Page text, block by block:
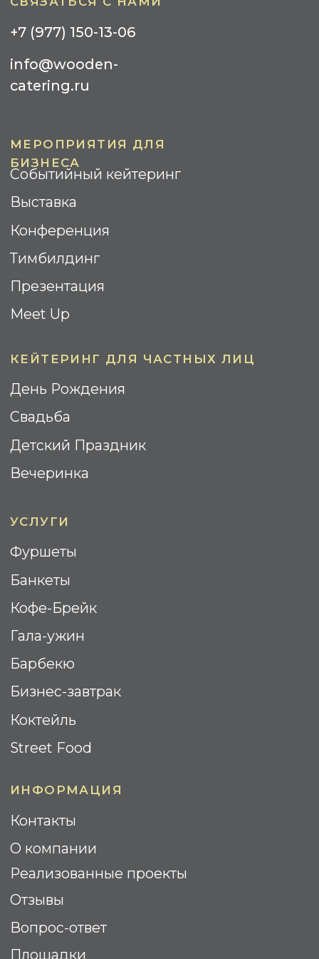
УСЛУГИ
Фуршеты
Кофе-Брейк
Гала-ужин
Коктейль
Street Food
ИНФОРМАЦИЯ
О компании
Реализованные проекты
Вопрос-ответ
Площадки
Все права Защищены
Политика Конфиденциальности
Cогласие на обработку
Разработка сайта: